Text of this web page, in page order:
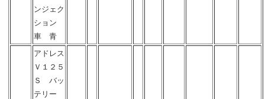
ンジェク
ション
車 青
アドレス
Ｖ１２５
Ｓ バッ
テリー